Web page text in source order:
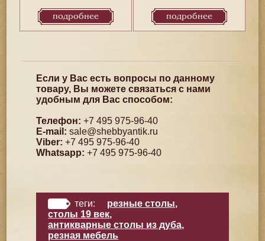
подробнее подробнее
Если у Вас есть вопросы по данному
товару, Вы можете связаться с нами
удобным для Вас способом:
Телефон: +7 495 975-96-40
E-mail: sale@shebbyantik.ru
Viber: +7 495 975-96-40
Whatsapp: +7 495 975-96-40
теги: резные столы,
столы 19 век,
антикварные столы из дуба,
резная мебель